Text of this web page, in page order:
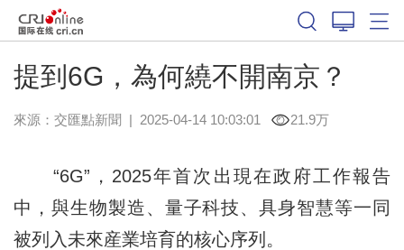
提到6G，為何繞不開南京？
來源： 交匯點新聞 | 2025-04-14 10:03:01 21.9万
“6G”，2025年首次出現在政府工作報告
中，與生物製造、量子科技、具身智慧等一同
被列入未來産業培育的核心序列。